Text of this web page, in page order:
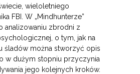
wieloletniego
FBI. W „Mindhunterze”
analizowaniu zbrodni z
o tym, jak na
śladów można stworzyć opis
w dużym stopniu przyczynia
jego kolejnych kroków.